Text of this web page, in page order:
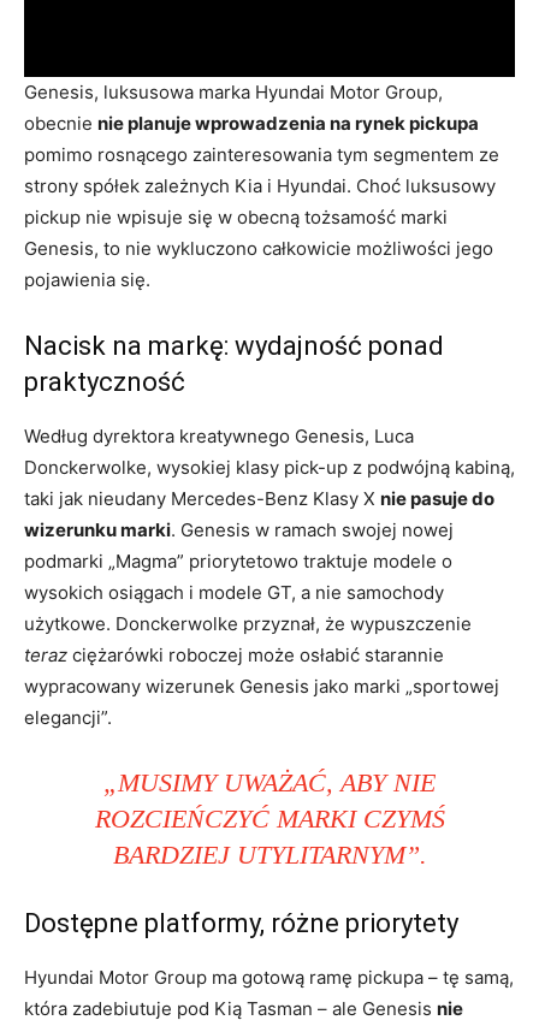
Genesis, luksusowa marka Hyundai Motor Group,
obecnie nie planuje wprowadzenia na rynek pickupa
pomimo rosnącego zainteresowania tym segmentem ze
strony spółek zależnych Kia i Hyundai. Choć luksusowy
pickup nie wpisuje się w obecną tożsamość marki
Genesis, to nie wykluczono całkowicie możliwości jego
pojawienia się.
Nacisk na markę: wydajność ponad
praktyczność
Według dyrektora kreatywnego Genesis, Luca
Donckerwolke, wysokiej klasy pick-up z podwójną kabiną,
taki jak nieudany Mercedes-Benz Klasy X nie pasuje do
wizerunku marki. Genesis w ramach swojej nowej
podmarki „Magma” priorytetowo traktuje modele o
wysokich osiągach i modele GT, a nie samochody
użytkowe. Donckerwolke przyznał, że wypuszczenie
teraz ciężarówki roboczej może osłabić starannie
wypracowany wizerunek Genesis jako marki „sportowej
elegancji”.
„MUSIMY UWAŻAĆ, ABY NIE
ROZCIEŃCZYĆ MARKI CZYMŚ
BARDZIEJ UTYLITARNYM”.
Dostępne platformy, różne priorytety
Hyundai Motor Group ma gotową ramę pickupa – tę samą,
która zadebiutuje pod Kią Tasman – ale Genesis nie